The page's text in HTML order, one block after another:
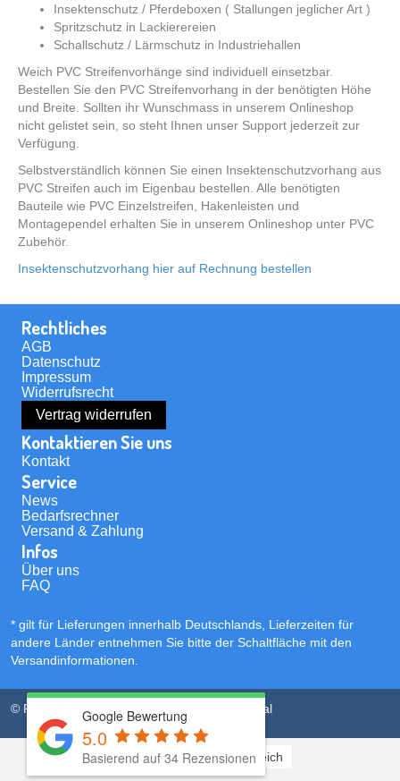
Insektenschutz / Pferdeboxen ( Stallungen jeglicher Art )
Spritzschutz in Lackierereien
Schallschutz / Lärmschutz in Industriehallen
Weich PVC Streifenvorhänge sind individuell einsetzbar.
Bestellen Sie den PVC Streifenvorhang in der benötigten Höhe
und Breite. Sollten ihr Wunschmass in unserem Onlineshop
nicht gelistet sein, so steht Ihnen unser Support jederzeit zur
Verfügung.
Selbstverständlich können Sie einen Insektenschutzvorhang aus
PVC Streifen auch im Eigenbau bestellen. Alle benötigten
Bauteile wie PVC Einzelstreifen, Hakenleisten und
Montagependel erhalten Sie in unserem Onlineshop unter PVC
Zubehör.
Insektenschutzvorhang hier auf Rechnung bestellen
Rechtliches
AGB
Datenschutz
Impressum
Widerrufsrecht
Vertrag widerrufen
Kontaktieren Sie uns
Kontakt
Service
News
Bedarfsrechner
Versand & Zahlung
Infos
Über uns
FAQ
* gilt für Lieferungen innerhalb Deutschlands, Lieferzeiten für
andere Länder entnehmen Sie bitte der Schaltfläche mit den
Versandinformationen
© PVC Streifen Shop | powered by Kubi Digital
Deutsch Österreich
Google Bewertung
5.0
Basierend auf 34 Rezensionen